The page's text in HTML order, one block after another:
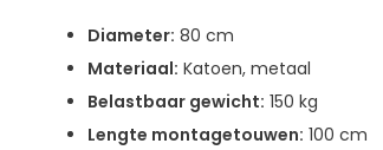
Diameter: 80 cm
Materiaal: Katoen, metaal
Belastbaar gewicht: 150 kg
Lengte montagetouwen: 100 cm